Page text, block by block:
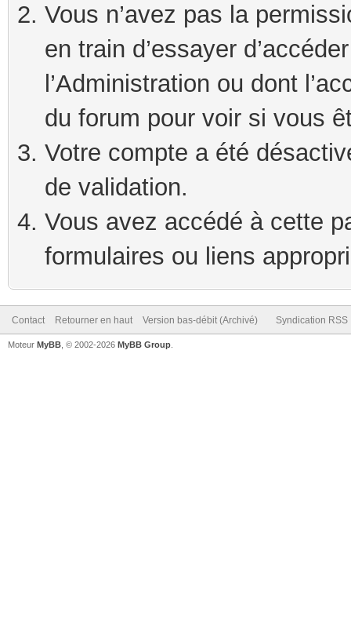
Vous n’avez pas la
en train d’essayer
l’Administration ou dont
du forum pour voir si vous
Votre compte a été
de validation.
Vous avez accédé à cette
formulaires ou liens
Contact Retourner en haut Version bas-débit (Archivé) Syndication RSS
Moteur MyBB , © 2002-2026 MyBB Group